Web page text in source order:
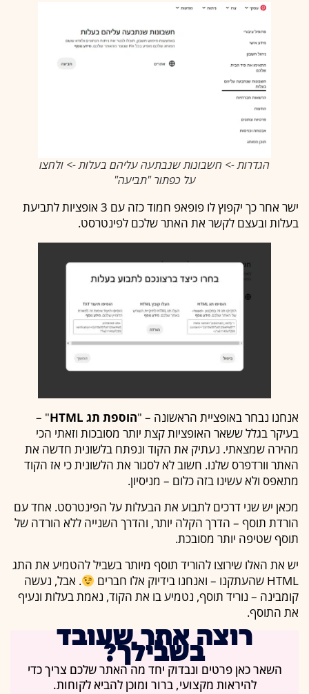
הגדרות -> חשבונות שנבתעה עליהם בעלות -> ולחצו
על כפתור "תביעה"
ישר אחר כך יקפוץ לו פופאפ חמוד כזה עם 3 אופציות לתביעת
בעלות ובעצם לקשר את האתר שלכם לפינטרסט.
אנחנו נבחר באופציית הראשונה – "הוספת תג HTML
" –
בעיקר בגלל ששאר האופציות קצת יותר מסובכות וזאתי הכי
מהירה שמצאתי. נעתיק את הקוד ונפתח בלשונית חדשה את
האתר וורדפרס שלנו. חשוב לא לסגור את הלשונית כי אז הקוד
מתאפס ולא עשינו בזה כלום – מניסיון.
מכאן יש שני דרכים לתבוע את הבעלות על הפינטרסט. אחד עם
הורדת תוסף – הדרך הקלה יותר, והדרך השנייה ללא הורדה של
תוסף שטיפה יותר מסובכת.
יש את האלו שירוצו להוריד תוסף מיותר בשביל להטמיע את התג
HTML שהעתקנו – ואנחנו בידיוק אלו חברים
. אבל, נעשה
קומבינה – נוריד תוסף, נטמיע בו את הקוד, נאמת בעלות ונעיף
את התוסף.
רוצה אתר שעובד
בשבילך?
השאר כאן פרטים ונבדוק יחד מה האתר שלכם צריך כדי
להיראות מקצועי, ברור ומוכן להביא לקוחות.